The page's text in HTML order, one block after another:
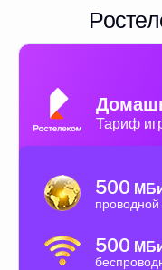
Тариф
500
проводной
500